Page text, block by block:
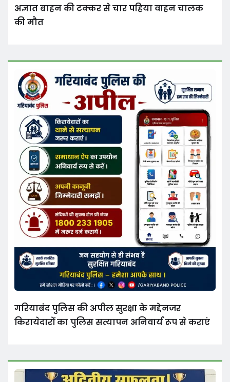
अज्ञात बाहन की टक्कर से चार पहिया वाहन चालक
की मौत
गरियाबंद पुलिस की अपील सुरक्षा के मद्देनजर
किरायेदारों का पुलिस सत्यापन अनिवार्य रूप से कराएं